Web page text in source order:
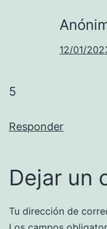
12/01/
5
Responder
Dejar un
Tu dirección de